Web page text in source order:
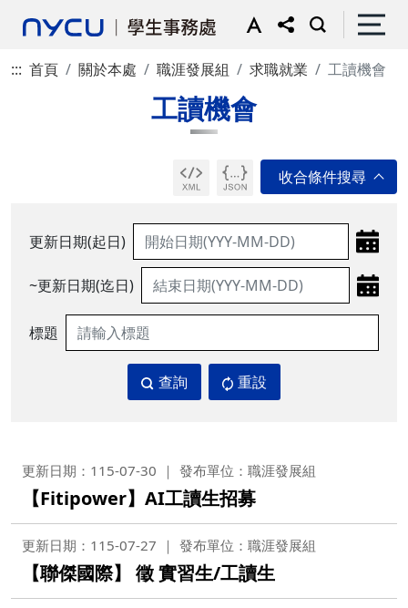
::: 首頁 關於本處 職涯發展組 求職就業 工讀機會
工讀機會
更新日期(起日)
~更新日期(迄日)
標題
查詢 重設
更新日期：115-07-30 發布單位：職涯發展組
【Fitipower】AI工讀生招募
更新日期：115-07-27 發布單位：職涯發展組
【聯傑國際】 徵 實習生/工讀生